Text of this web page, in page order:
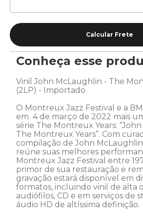
Conheça esse
Vinil John McLaughlin - The
(2LP) - Importado
O Montreux Jazz Festival e a
em  4 de março de 2022 mais
série The Montreux Years:
The Montreux Years”. Com
compilação de John
reúne suas melhores
Montreux Jazz Festival entre
primor de sua restauração e
gravação estará disponível em
formatos, incluindo vinil de alta
audiófilos, CD e em serviços de
áudio HD de altíssima definição.